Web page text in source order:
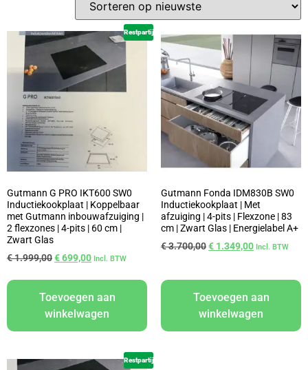
Restpartij
Gutmann G PRO IKT600 SW0
Inductiekookplaat | Koppelbaar
met Gutmann inbouwafzuiging |
2 flexzones | 4-pits | 60 cm |
Zwart Glas
€1.999,00€699,00 Incl. BTW
Toevoegen aan
winkelwagen
Gutmann Fonda IDM830B SW0
Inductiekookplaat | Met
afzuiging | 4-pits | Flexzone | 83
cm | Zwart Glas | Energielabel A+
€3.700,00€ 1.349,00 Incl. BTW
Toevoegen aan
winkelwagen
Restpartij